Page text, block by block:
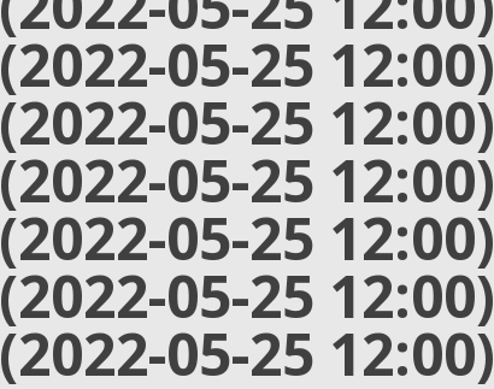
(2022-05-25 12:00)
(2022-05-25 12:00)
(2022-05-25 12:00)
(2022-05-25 12:00)
(2022-05-25 12:00)
(2022-05-25 12:00)